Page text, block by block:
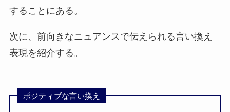
することにある。
次に、前向きなニュアンスで伝えられる言い換え
表現を紹介する。
ポジティブな言い換え